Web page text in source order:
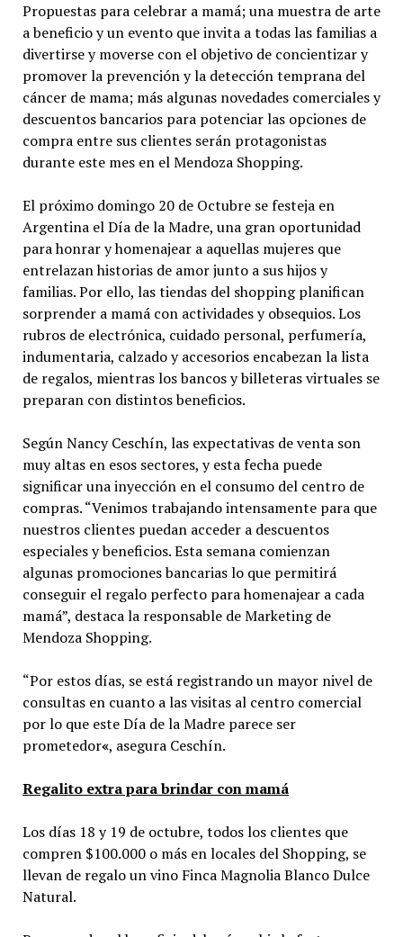
Propuestas para celebrar a mamá; una muestra de arte
a beneficio y un evento que invita a todas las familias a
divertirse y moverse con el objetivo de concientizar y
promover la prevención y la detección temprana del
cáncer de mama; más algunas novedades comerciales y
descuentos bancarios para potenciar las opciones de
compra entre sus clientes serán protagonistas
durante este mes en el Mendoza Shopping.
El próximo domingo 20 de Octubre se festeja en
Argentina el Día de la Madre, una gran oportunidad
para honrar y homenajear a aquellas mujeres que
entrelazan historias de amor junto a sus hijos y
familias. Por ello, las tiendas del shopping planifican
sorprender a mamá con actividades y obsequios. Los
rubros de electrónica, cuidado personal, perfumería,
indumentaria, calzado y accesorios encabezan la lista
de regalos, mientras los bancos y billeteras virtuales se
preparan con distintos beneficios.
Según Nancy Ceschín, las expectativas de venta son
muy altas en esos sectores, y esta fecha puede
significar una inyección en el consumo del centro de
compras. “Venimos trabajando intensamente para que
nuestros clientes puedan acceder a descuentos
especiales y beneficios. Esta semana comienzan
algunas promociones bancarias lo que permitirá
conseguir el regalo perfecto para homenajear a cada
mamá”, destaca la responsable de Marketing de
Mendoza Shopping.
“Por estos días, se está registrando un mayor nivel de
consultas en cuanto a las visitas al centro comercial
por lo que este Día de la Madre parece ser
prometedor«, asegura Ceschín.
Regalito extra para brindar con mamá
Los días 18 y 19 de octubre, todos los clientes que
compren $100.000 o más en locales del Shopping, se
llevan de regalo un vino Finca Magnolia Blanco Dulce
Natural.